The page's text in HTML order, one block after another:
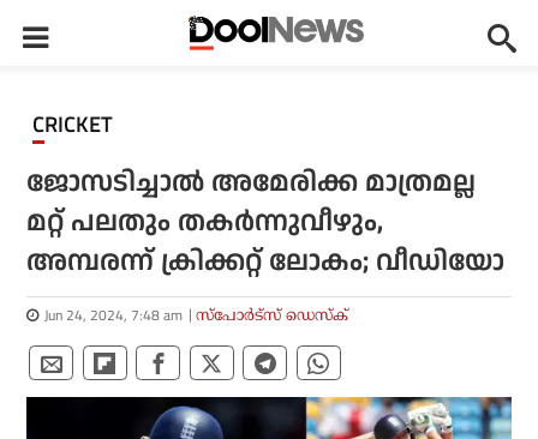
CRICKET
ജോസടിച്ചാൽ അമേരിക്ക മാത്രമല്ല
മറ്റ് പലതും തകർന്നുവീഴും,
അമ്പരന്ന് ക്രിക്കറ്റ് ലോകം; വീഡിയോ
Jun 24, 2024, 7:48 am സ്പോര്‍ട്സ് ഡെസ്‌ക്